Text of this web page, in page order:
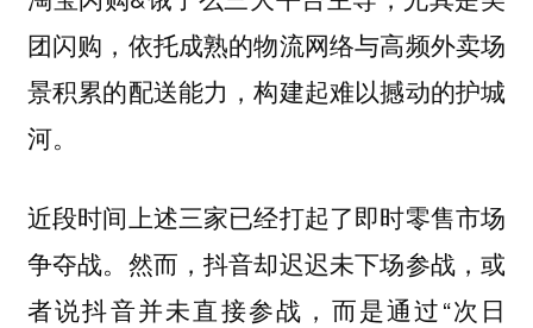
团闪购，依托成熟的物流网络与高频外卖场
景积累的配送能力，构建起难以撼动的护城
河。
近段时间上述三家已经打起了即时零售市场
争夺战。然而，抖音却迟迟未下场参战，或
者说抖音并未直接参战，而是通过“次日